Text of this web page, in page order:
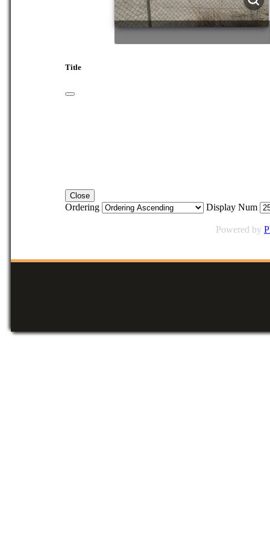
Title
Close
Ordering Display Num
Powered by